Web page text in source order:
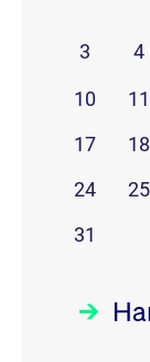
3
4
10 11
17
18
24
25
31